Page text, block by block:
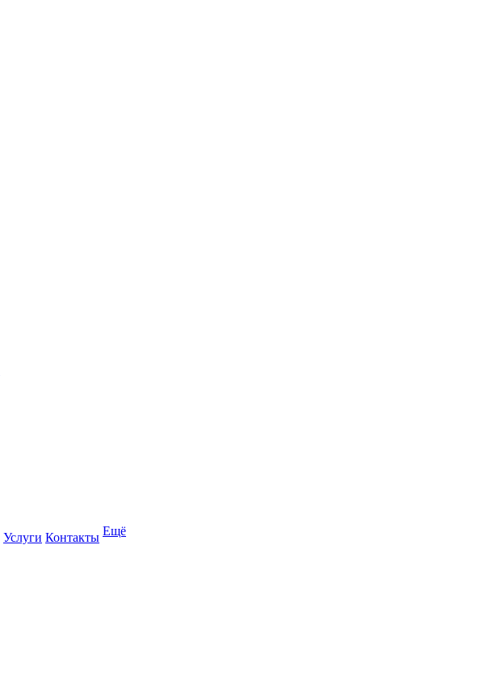
Услуги Контакты Ещё